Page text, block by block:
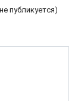
публикуется)